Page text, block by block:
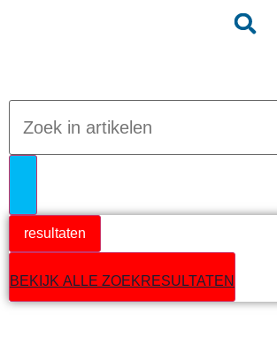
resultaten
BEKIJK ALLE ZOEKRESULTATEN